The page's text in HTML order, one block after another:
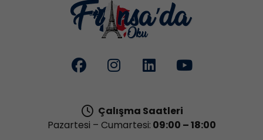
Çalışma Saatleri
Pazartesi – Cumartesi: 09:00 – 18:00